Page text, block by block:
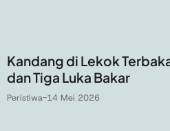
Kandang di Lekok
dan Tiga Luka Bakar
Peristiwa-14 Mei 2026